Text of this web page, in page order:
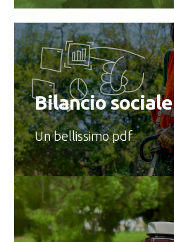
Bilancio sociale
Un bellissimo pdf